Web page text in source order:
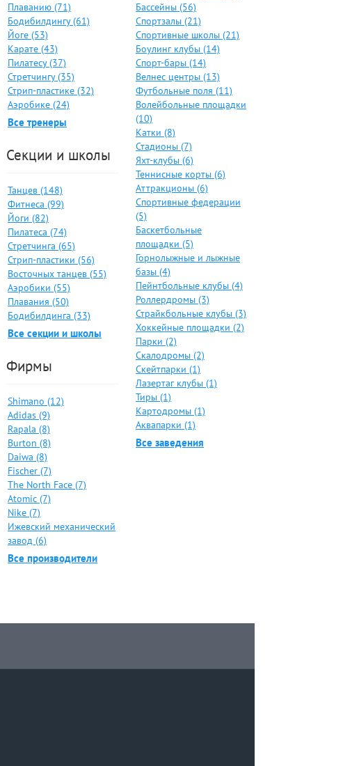
Плаванию (71)
Бодибилдингу (61)
Йоге (53)
Карате (43)
Пилатесу (37)
Стретчингу (35)
Стрип-пластике (32)
Аэробике (24)
Все тренеры
Секции и школы
Танцев (148)
Фитнеса (99)
Йоги (82)
Пилатеса (74)
Стретчинга (65)
Стрип-пластики (56)
Восточных танцев (55)
Аэробики (55)
Плавания (50)
Бодибилдинга (33)
Все секции и школы
Фирмы
Shimano (12)
Adidas (9)
Rapala (8)
Burton (8)
Daiwa (8)
Fischer (7)
The North Face (7)
Atomic (7)
Nike (7)
Ижевский механический
завод (6)
Все производители
Бассейны (56)
Спортзалы (21)
Спортивные школы (21)
Боулинг клубы (14)
Спорт-бары (14)
Велнес центры (13)
Футбольные поля (11)
Волейбольные площадки
(10)
Катки (8)
Стадионы (7)
Яхт-клубы (6)
Теннисные корты (6)
Аттракционы (6)
Спортивные федерации
(5)
Баскетбольные
площадки (5)
Горнолыжные и лыжные
базы (4)
Пейнтбольные клубы (4)
Роллердромы (3)
Страйкбольные клубы (3)
Хоккейные площадки (2)
Парки (2)
Скалодромы (2)
Скейтпарки (1)
Лазертаг клубы (1)
Тиры (1)
Картодромы (1)
Аквапарки (1)
Все заведения